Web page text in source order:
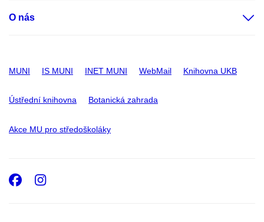
O nás
MUNI IS MUNI INET MUNI WebMail Knihovna UKB
Ústřední knihovna Botanická zahrada
Akce MU pro středoškoláky
Facebook
Instagram